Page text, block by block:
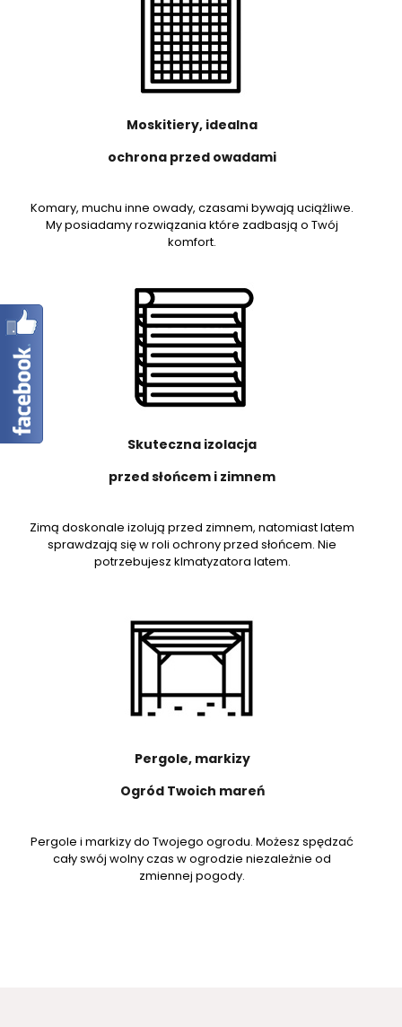
Moskitiery, idealna
ochrona przed owadami
Komary, muchu inne owady, czasami bywają uciążliwe.
My posiadamy rozwiązania które zadbasją o Twój
komfort.
Skuteczna izolacja
przed słońcem i zimnem
Zimą doskonale izolują przed zimnem, natomiast latem
sprawdzają się w roli ochrony przed słońcem. Nie
potrzebujesz klmatyzatora latem.
Pergole, markizy
Ogród Twoich mareń
Pergole i markizy do Twojego ogrodu. Możesz spędzać
cały swój wolny czas w ogrodzie niezależnie od
zmiennej pogody.